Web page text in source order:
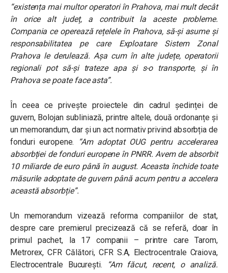
“existența mai multor operatori în Prahova, mai mult decât
în orice alt județ, a contribuit la aceste probleme.
Compania ce operează rețelele în Prahova, să-și asume și
responsabilitatea pe care Exploatare Sistem Zonal
Prahova le derulează. Așa cum în alte județe, operatorii
regionali pot să-și trateze apa și s-o transporte, și în
Prahova se poate face asta”.
În ceea ce privește proiectele din cadrul ședinței de
guvern, Bolojan subliniază, printre altele, două ordonanțe și
un memorandum, dar și un act normativ privind absorbția de
fonduri europene.
“Am adoptat OUG pentru accelerarea
absorbției de fonduri europene în PNRR. Avem de absorbit
10 miliarde de euro până în august. Aceasta închide toate
măsurile adoptate de guvern până acum pentru a accelera
această absorbție”.
Un memorandum vizează reforma companiilor de stat,
despre care premierul precizează că se referă, doar în
primul pachet, la 17 companii – printre care Tarom,
Metrorex, CFR Călători, CFR S.A, Electrocentrale Craiova,
Electrocentrale București.
“Am făcut, recent, o analiză.